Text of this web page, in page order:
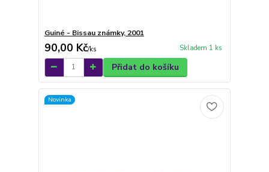
Guiné - Bissau známky, 2001
90,00 Kč/ks Skladem 1 ks
Přidat do košíku
Novinka